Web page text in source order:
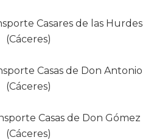
Casares de las Hurdes
(Cáceres)
Casas de Don Antonio
(Cáceres)
Casas de Don Gómez
(Cáceres)